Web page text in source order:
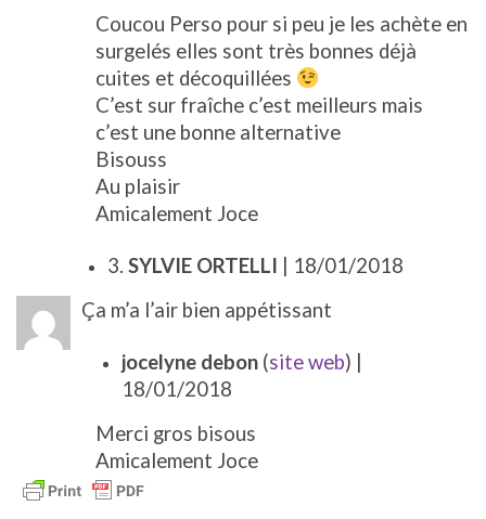
Coucou Perso pour si peu je les achète en
surgelés elles sont très bonnes déjà
cuites et décoquillées
C’est sur fraîche c’est meilleurs mais
c’est une bonne alternative
Bisouss
Au plaisir
Amicalement Joce
3. SYLVIE ORTELLI | 18/01/2018
Ça m’a l’air bien appétissant
jocelyne debon (site web) |
18/01/2018
Merci gros bisous
Amicalement Joce